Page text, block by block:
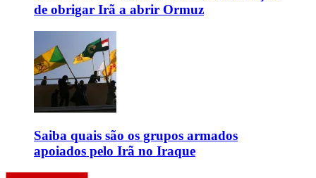
de obrigar Irã a abrir Ormuz
Saiba quais são os grupos armados
apoiados pelo Irã no Iraque